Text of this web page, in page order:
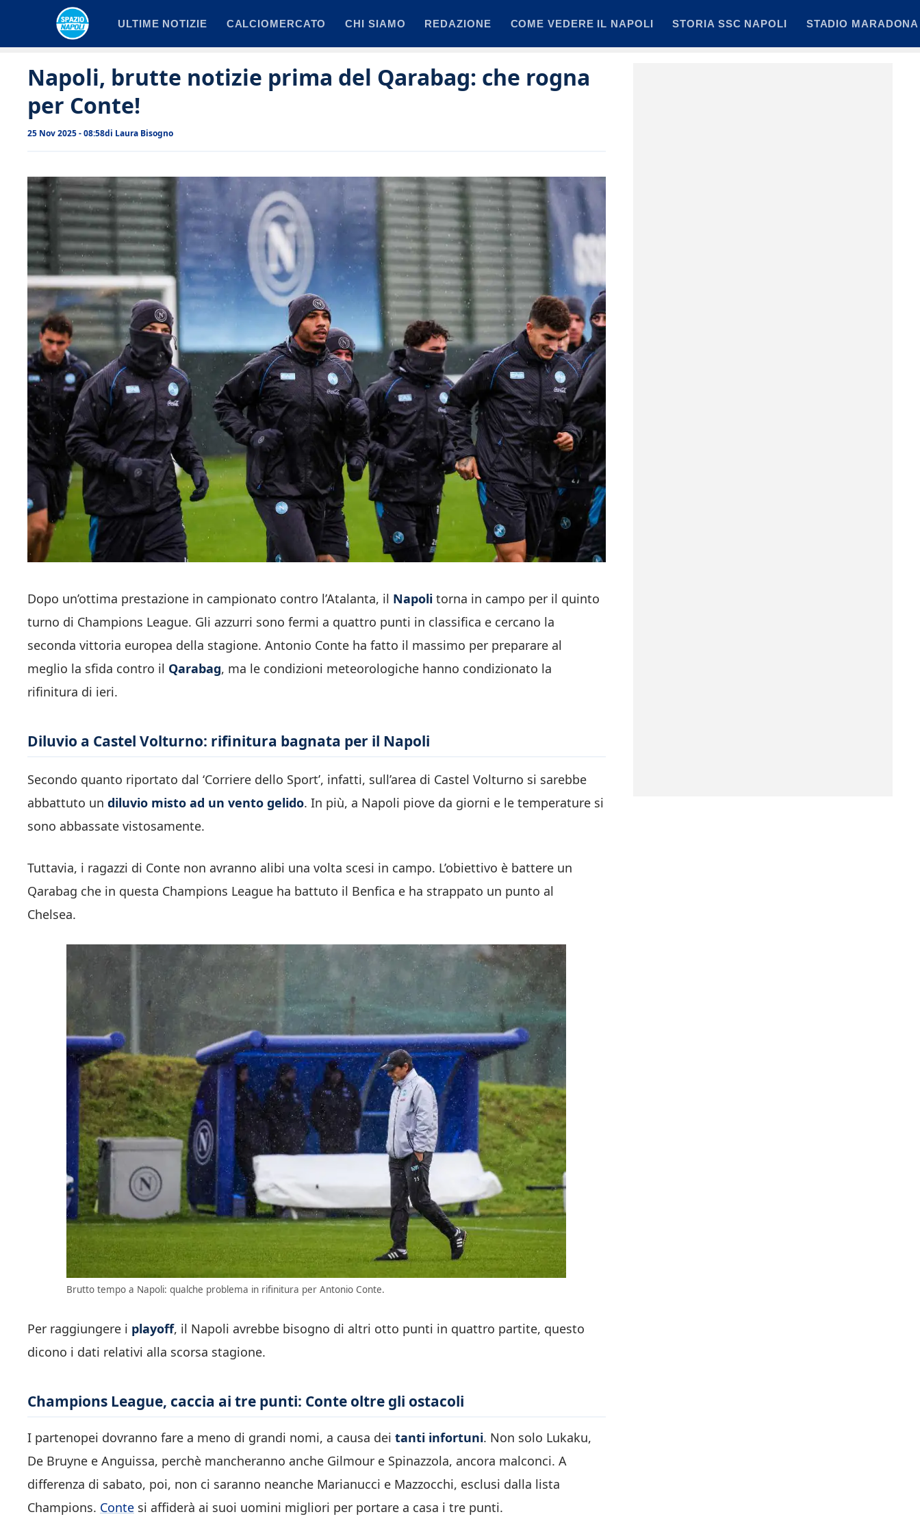
ULTIME NOTIZIE CALCIOMERCATO CHI SIAMO REDAZIONE COME VEDERE IL NAPOLI STORIA SSC NAPOLI STADIO MARADONA
Napoli, brutte notizie prima del Qarabag: che rogna
per Conte!
25 Nov 2025 - 08:58di Laura Bisogno
Dopo un’ottima prestazione in campionato contro l’Atalanta, il Napoli torna in campo per il quinto
turno di Champions League. Gli azzurri sono fermi a quattro punti in classifica e cercano la
seconda vittoria europea della stagione. Antonio Conte ha fatto il massimo per preparare al
meglio la sfida contro il Qarabag, ma le condizioni meteorologiche hanno condizionato la
rifinitura di ieri.
Diluvio a Castel Volturno: rifinitura bagnata per il Napoli
Secondo quanto riportato dal ‘Corriere dello Sport’, infatti, sull’area di Castel Volturno si sarebbe
abbattuto un diluvio misto ad un vento gelido. In più, a Napoli piove da giorni e le temperature si
sono abbassate vistosamente.
Tuttavia, i ragazzi di Conte non avranno alibi una volta scesi in campo. L’obiettivo è battere un
Qarabag che in questa Champions League ha battuto il Benfica e ha strappato un punto al
Chelsea.
Brutto tempo a Napoli: qualche problema in rifinitura per Antonio Conte.
Per raggiungere i playoff, il Napoli avrebbe bisogno di altri otto punti in quattro partite, questo
dicono i dati relativi alla scorsa stagione.
Champions League, caccia ai tre punti: Conte oltre gli ostacoli
I partenopei dovranno fare a meno di grandi nomi, a causa dei tanti infortuni. Non solo Lukaku,
De Bruyne e Anguissa, perchè mancheranno anche Gilmour e Spinazzola, ancora malconci. A
differenza di sabato, poi, non ci saranno neanche Marianucci e Mazzocchi, esclusi dalla lista
Champions. Conte si affiderà ai suoi uomini migliori per portare a casa i tre punti.